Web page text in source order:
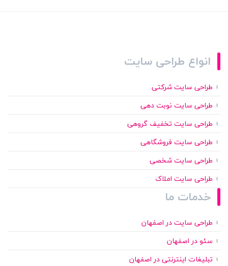
انواع طراحی سایت
طراحی سایت شرکتی
طراحی سایت نوبت دهی
طراحی سایت تخفیف گروهی
طراحی سایت فروشگاهی
طراحی سایت شخصی
طراحی سایت املاک
خدمات ما
طراحی سایت در اصفهان
سئو در اصفهان
تبلیغات اینترنتی در اصفهان